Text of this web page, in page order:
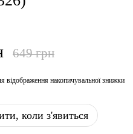
649 грн
відображення накопичувальної знижки
коли з'явиться